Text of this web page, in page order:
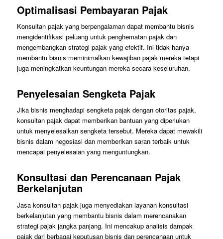
Optimalisasi Pembayaran Pajak
Konsultan pajak yang berpengalaman dapat membantu bisnis
mengidentifikasi peluang untuk penghematan pajak dan
mengembangkan strategi pajak yang efektif. Ini tidak hanya
membantu bisnis meminimalkan kewajiban pajak mereka tetapi
juga meningkatkan keuntungan mereka secara keseluruhan.
Penyelesaian Sengketa Pajak
Jika bisnis menghadapi sengketa pajak dengan otoritas pajak,
konsultan pajak dapat memberikan bantuan yang diperlukan
untuk menyelesaikan sengketa tersebut. Mereka dapat mewakili
bisnis dalam negosiasi dan memberikan saran terbaik untuk
mencapai penyelesaian yang menguntungkan.
Konsultasi dan Perencanaan Pajak
Berkelanjutan
Jasa konsultan pajak juga menyediakan layanan konsultasi
berkelanjutan yang membantu bisnis dalam merencanakan
strategi pajak jangka panjang. Ini mencakup analisis dampak
pajak dari berbagai keputusan bisnis dan perencanaan untuk